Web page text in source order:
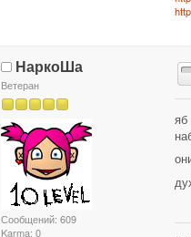
НаркоШа
Ветеран
Сообщений: 609
Karma: 0
яб